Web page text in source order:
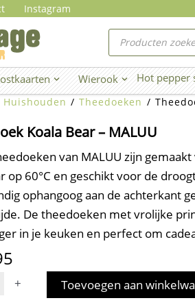
Instagram
Producten
zoeken
Open Postkaarten
Wierook Open Wierook
Hot pepper
Huishouden /Theedoeken /
Koala Bear – MALUU
van MALUU zijn
op 60°C en geschikt voor de
ophangoog aan de achterkant
De theedoeken met vrolijke
in je keuken en perfect om
+ Toevoegen aan